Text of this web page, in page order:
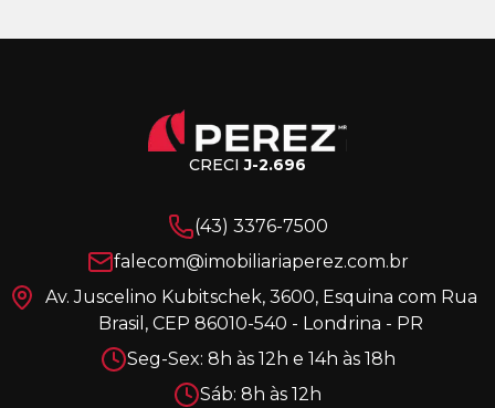
CRECIJ-2.696
(43) 3376-7500
falecom@imobiliariaperez.com.br
Av. Juscelino Kubitschek, 3600, Esquina com Rua
Brasil, CEP 86010-540 - Londrina - PR
Seg-Sex: 8h às 12h e 14h às 18h
Sáb: 8h às 12h